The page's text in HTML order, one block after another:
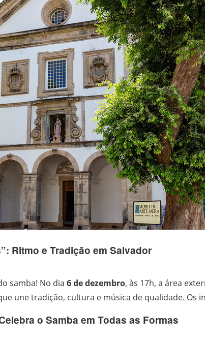
Ritmo e Tradição em Salvador
samba! No dia 6 de dezembro, às 17h, a área
une tradição, cultura e música de qualidade. Os
o Samba em Todas as Formas